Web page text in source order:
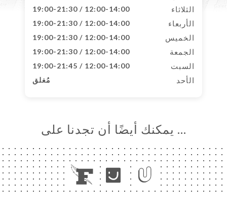
الثلاثاء 12:00-14:00 / 19:00-21:30
الأربعاء 12:00-14:00 / 19:00-21:30
الخميس 12:00-14:00 / 19:00-21:30
الجمعة 12:00-14:00 / 19:00-21:30
السبت 12:00-14:00 / 19:00-21:45
الأحد مُغلق
… يمكنك أيضًا أن تجدنا على